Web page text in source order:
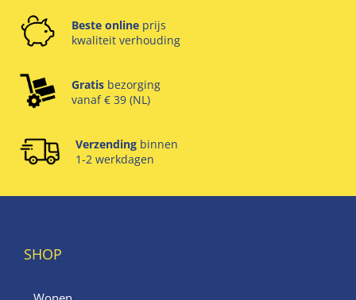
Beste online prijs
kwaliteit verhouding
Gratis bezorging
vanaf € 39 (NL)
Verzending binnen
1-2 werkdagen
SHOP